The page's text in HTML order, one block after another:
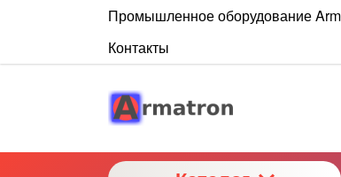
Промышленное оборудование
Контакты